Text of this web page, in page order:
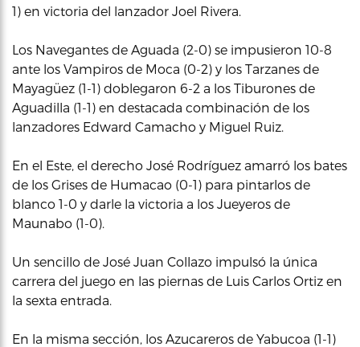
1) en victoria del lanzador Joel Rivera.
Los Navegantes de Aguada (2-0) se impusieron 10-8
ante los Vampiros de Moca (0-2) y los Tarzanes de
Mayagüez (1-1) doblegaron 6-2 a los Tiburones de
Aguadilla (1-1) en destacada combinación de los
lanzadores Edward Camacho y Miguel Ruiz.
En el Este, el derecho José Rodríguez amarró los bates
de los Grises de Humacao (0-1) para pintarlos de
blanco 1-0 y darle la victoria a los Jueyeros de
Maunabo (1-0).
Un sencillo de José Juan Collazo impulsó la única
carrera del juego en las piernas de Luis Carlos Ortiz en
la sexta entrada.
En la misma sección, los Azucareros de Yabucoa (1-1)